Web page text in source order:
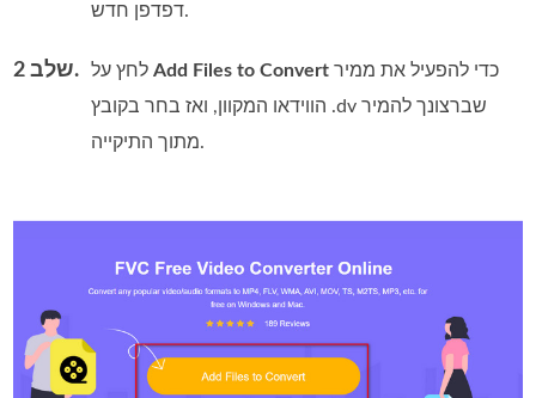
דפדפן חדש.
שלב 2. לחץ עלAdd Files to Convert כדי להפעיל את ממיר
הווידאו המקוון, ואז בחר בקובץ ‎.dv שברצונך להמיר
מתוך התיקייה.